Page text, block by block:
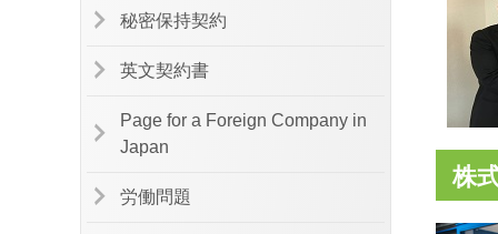
株
秘密保持契約
英文契約書
Page for a Foreign Company in
Japan
労働問題